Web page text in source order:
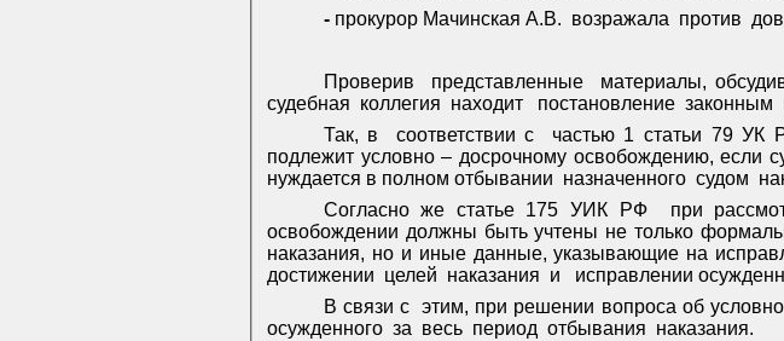
- прокурор Мачинская А.В. возражала против
Проверив представленные материалы,
судебная коллегия находит постановление законным
Так, в
соответствии с частью 1 статьи 79 УК
подлежит условно – досрочному освобождению, если
нуждается в полном отбывании назначенного судом
Согласно же статье 175 УИК РФ
при
освобождении должны быть учтены не только
наказания, но и иные данные, указывающие на
достижении целей наказания и
исправлении
В связи с
этим, при решении вопроса об
осужденного за весь период отбывания наказания.